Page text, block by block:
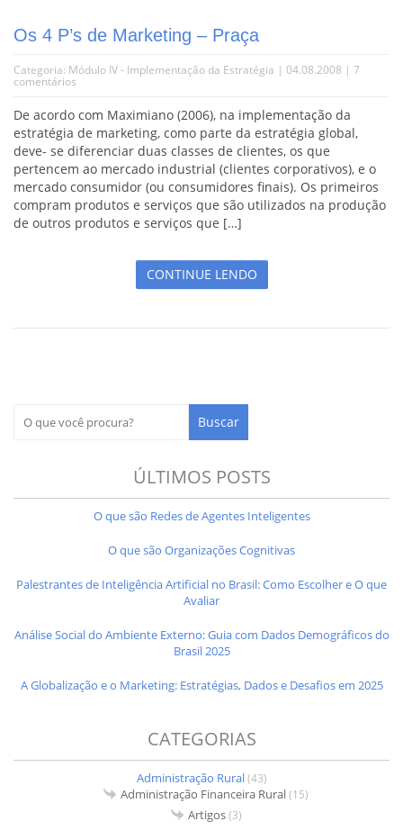
Os 4 P’s de Marketing – Praça
Categoria: Módulo IV - Implementação da Estratégia | 04.08.2008 | 7
comentários
De acordo com Maximiano (2006), na implementação da
estratégia de marketing, como parte da estratégia global,
deve- se diferenciar duas classes de clientes, os que
pertencem ao mercado industrial (clientes corporativos), e o
mercado consumidor (ou consumidores finais). Os primeiros
compram produtos e serviços que são utilizados na produção
de outros produtos e serviços que […]
CONTINUE LENDO
ÚLTIMOS POSTS
O que são Redes de Agentes Inteligentes
O que são Organizações Cognitivas
Palestrantes de Inteligência Artificial no Brasil: Como Escolher e O que
Avaliar
Análise Social do Ambiente Externo: Guia com Dados Demográficos do
Brasil 2025
A Globalização e o Marketing: Estratégias, Dados e Desafios em 2025
CATEGORIAS
Administração Rural(43)
Administração Financeira Rural(15)
Artigos(3)